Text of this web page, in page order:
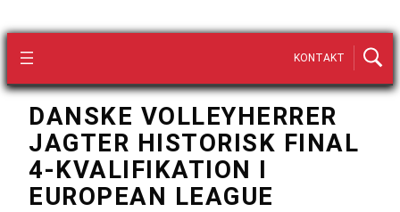
KONTAKT
DANSKE VOLLEYHERRER
JAGTER HISTORISK FINAL
4-KVALIFIKATION I
EUROPEAN LEAGUE